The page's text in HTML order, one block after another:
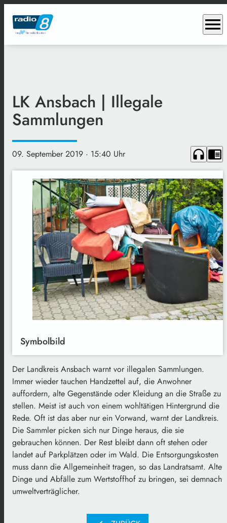
menu
LK Ansbach | Illegale
Sammlungen
09. September 2019 · 15:40 Uhr headphones chrome_reader_mode
Symbolbild
Der Landkreis Ansbach warnt vor illegalen Sammlungen.
Immer wieder tauchen Handzettel auf, die Anwohner
auffordern, alte Gegenstände oder Kleidung an die Straße zu
stellen. Meist ist auch von einem wohltätigen Hintergrund die
Rede. Oft ist das aber nur ein Vorwand, warnt der Landkreis.
Die Sammler picken sich nur Dinge heraus, die sie
gebrauchen können. Der Rest bleibt dann oft stehen oder
landet auf Parkplätzen oder im Wald. Die Entsorgungskosten
muss dann die Allgemeinheit tragen, so das Landratsamt. Alte
Dinge und Abfälle zum Wertstoffhof zu bringen, sei demnach
umweltverträglicher.